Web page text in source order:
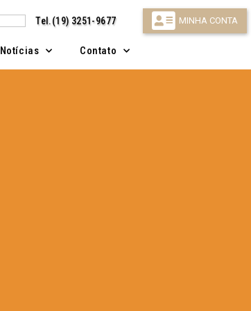
Tel.(19) 3251-9677 MINHA CONTA
Notícias Contato